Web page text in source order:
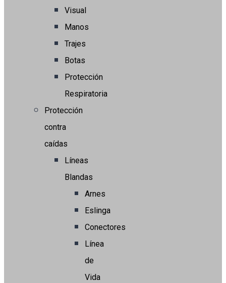
Visual
Manos
Trajes
Botas
Protección
Respiratoria
Protección
contra
caídas
Líneas
Blandas
Arnes
Eslinga
Conectores
Línea
de
Vida